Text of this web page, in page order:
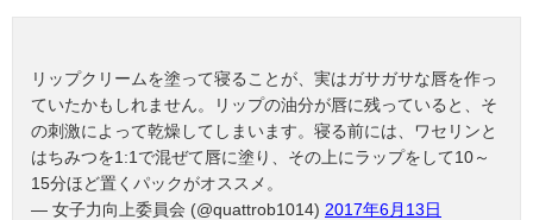
リップクリームを塗って寝ることが、実はガサガサな唇を作っ
ていたかもしれません。リップの油分が唇に残っていると、そ
の刺激によって乾燥してしまいます。寝る前には、ワセリンと
はちみつを1:1で混ぜて唇に塗り、その上にラップをして10～
15分ほど置くパックがオススメ。
— 女子力向上委員会 (@quattrob1014) 2017年6月13日